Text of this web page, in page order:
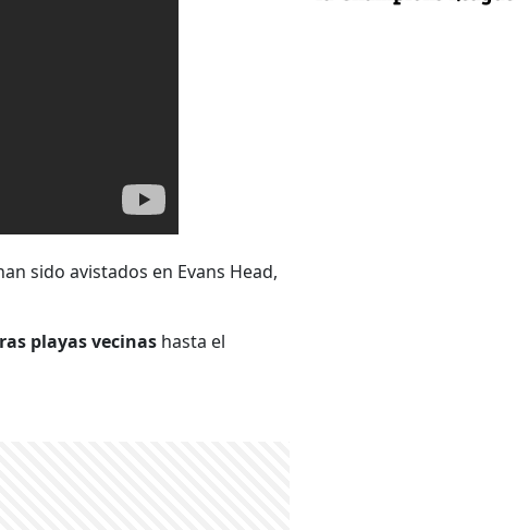
sido avistados en Evans Head,
playas vecinas hasta el